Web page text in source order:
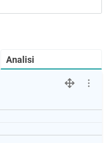
Analisi